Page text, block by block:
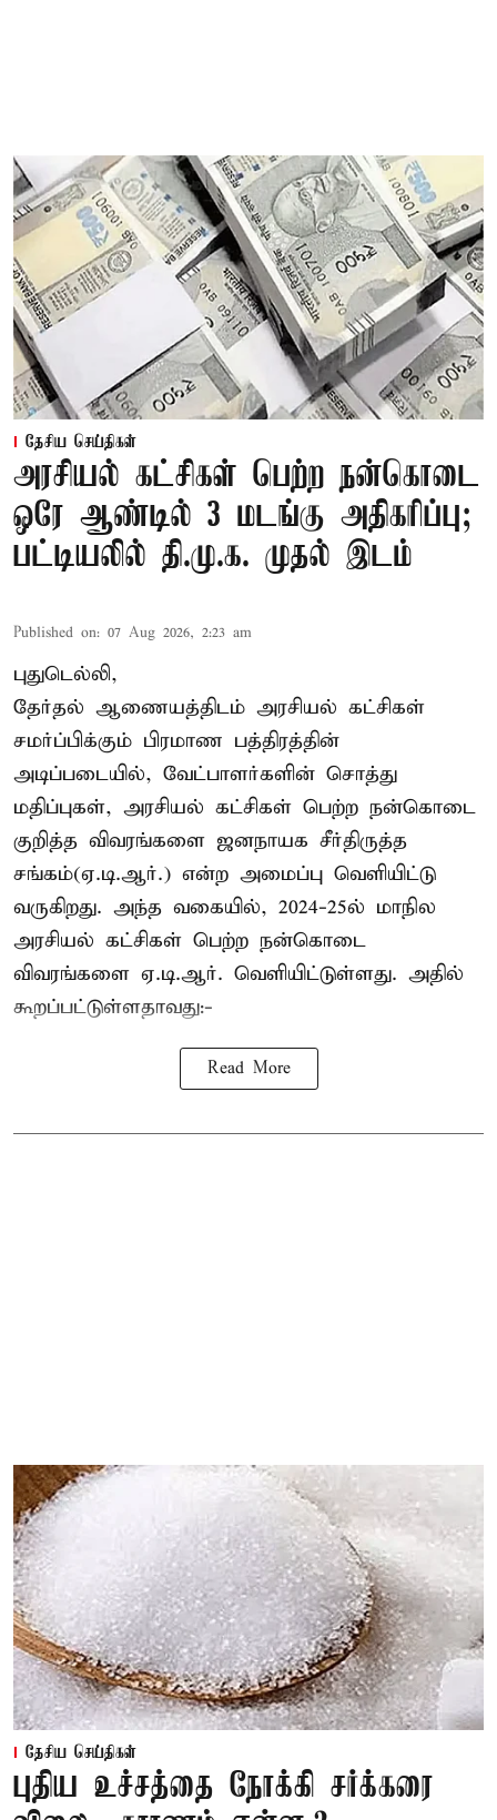
தேசிய செய்திகள்
அரசியல் கட்சிகள் பெற்ற நன்கொடை
ஒரே ஆண்டில் 3 மடங்கு அதிகரிப்பு;
பட்டியலில் தி.மு.க. முதல் இடம்
Published on: 07 Aug 2026, 2:23 am
புதுடெல்லி,
தேர்தல் ஆணையத்திடம் அரசியல் கட்சிகள்
சமர்ப்பிக்கும் பிரமாண பத்திரத்தின்
அடிப்படையில், வேட்பாளர்களின் சொத்து
மதிப்புகள், அரசியல் கட்சிகள் பெற்ற நன்கொடை
குறித்த விவரங்களை ஜனநாயக சீர்திருத்த
சங்கம்(ஏ.டி.ஆர்.) என்ற அமைப்பு வெளியிட்டு
வருகிறது. அந்த வகையில், 2024-25ல் மாநில
அரசியல் கட்சிகள் பெற்ற நன்கொடை
விவரங்களை ஏ.டி.ஆர். வெளியிட்டுள்ளது. அதில்
கூறப்பட்டுள்ளதாவது:-
Read More
தேசிய செய்திகள்
புதிய உச்சத்தை நோக்கி சர்க்கரை